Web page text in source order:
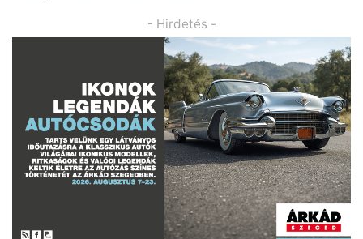
- Hirdetés -